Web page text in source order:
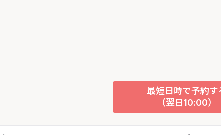
最短日時で予約す
（翌日10:00）